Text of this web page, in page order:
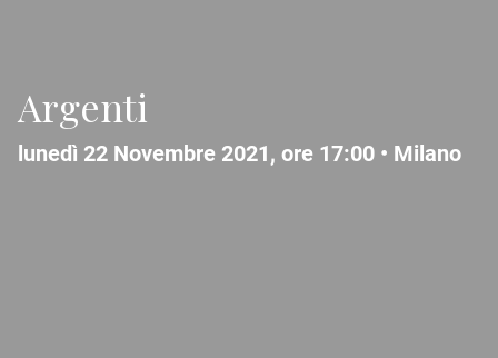
Argenti
lunedì 22 Novembre 2021, ore 17:00 • Milano